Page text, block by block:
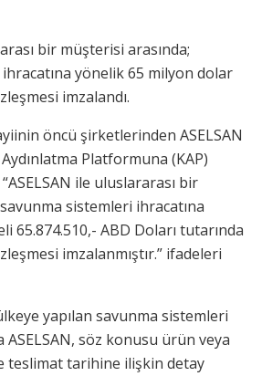
bir müşterisi arasında;
yönelik 65 milyon dolar
imzalandı.
öncü şirketlerinden ASELSAN
Platformuna (KAP)
ile uluslararası bir
sistemleri ihracatına
65.874.510,- ABD Doları tutarında
imzalanmıştır.” ifadeleri
yapılan savunma sistemleri
ASELSAN, söz konusu ürün veya
teslimat tarihine ilişkin detay